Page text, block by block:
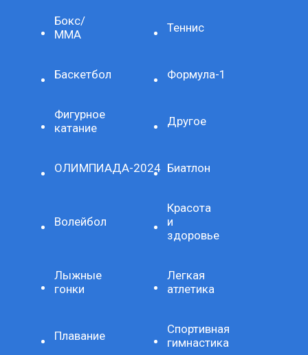
Бокс/
ММА
Теннис
Баскетбол Формула-1
Фигурное
катание
Другое
ОЛИМПИАДА-2024 Биатлон
Волейбол
Красота
и
здоровье
Лыжные
гонки
Легкая
атлетика
Плавание
Спортивная
гимнастика